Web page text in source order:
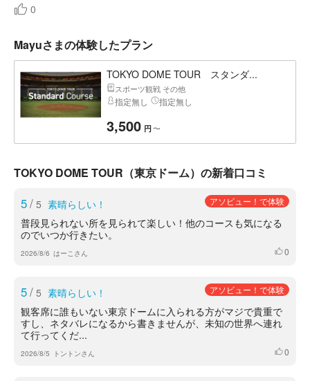
0
Mayuさまの体験したプラン
TOKYO DOME TOUR スタンダ...
スポーツ観戦 その他
指定無し 指定無し
3,500 円 〜
TOKYO DOME TOUR（東京ドーム）の新着口コミ
5/ 5 素晴らしい！ アソビュー！で体験
普段見られない所を見られて楽しい！他のコースも気になる
のでいつか行きたい。
2026/8/6 はーこさん いいね
0
5/ 5 素晴らしい！ アソビュー！で体験
観客席に誰もいない東京ドームに入られる方がマジで貴重で
すし、ネタバレになるから書きませんが、未知の世界へ連れ
て行ってくだ...
2026/8/5 トントンさん いいね
0